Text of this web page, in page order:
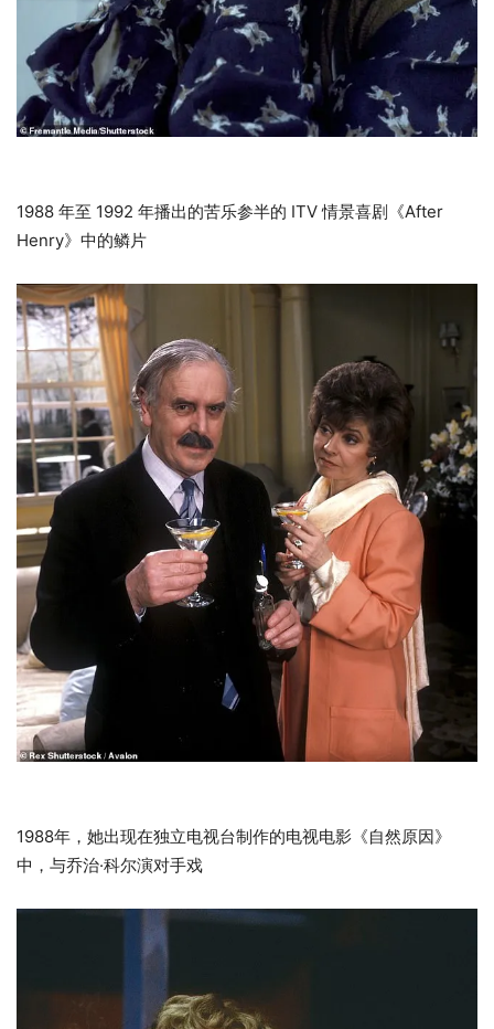
1988 年至 1992 年播出的苦乐参半的 ITV 情景喜剧《After
Henry》中的鳞片
1988年，她出现在独立电视台制作的电视电影《自然原因》
中，与乔治·科尔演对手戏